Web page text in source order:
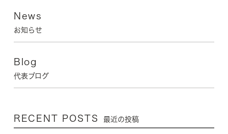
News
お知らせ
Blog
代表ブログ
RECENT POSTS 最近の投稿